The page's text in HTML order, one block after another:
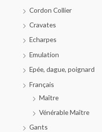
Cordon Collier
Cravates
Echarpes
Emulation
Epée, dague, poignard
Français
Maître
Vénérable Maître
Gants